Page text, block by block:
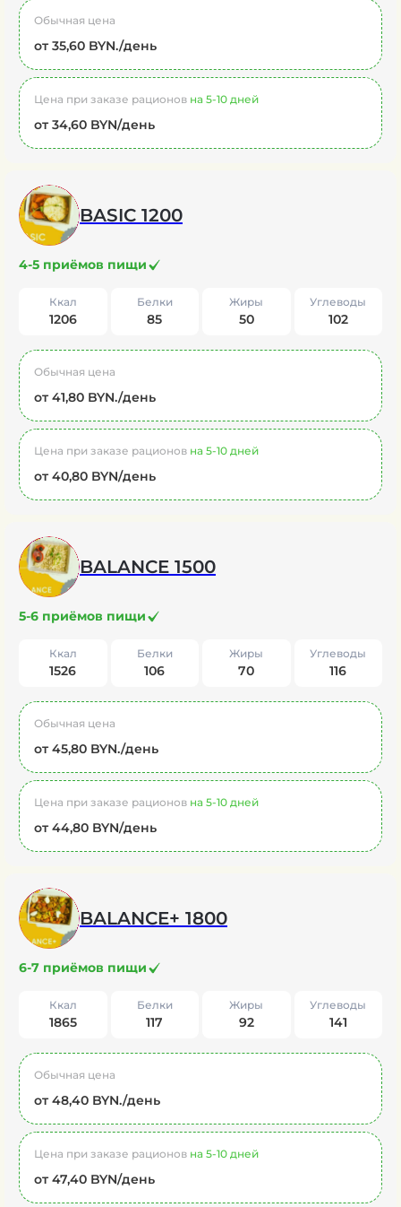
Обычная цена
от 35,60 BYN./день
Цена при заказе рационов на 5-10 дней
от 34,60 BYN/день
BASIC 1200
4-5 приёмов пищи
Ккал
1206
Белки
85
Жиры
50
Углеводы
102
Обычная цена
от 41,80 BYN./день
Цена при заказе рационов на 5-10 дней
от 40,80 BYN/день
BALANCE 1500
5-6 приёмов пищи
Ккал
1526
Белки
106
Жиры
70
Углеводы
116
Обычная цена
от 45,80 BYN./день
Цена при заказе рационов на 5-10 дней
от 44,80 BYN/день
BALANCE+ 1800
6-7 приёмов пищи
Ккал
1865
Белки
117
Жиры
92
Углеводы
141
Обычная цена
от 48,40 BYN./день
Цена при заказе рационов на 5-10 дней
от 47,40 BYN/день